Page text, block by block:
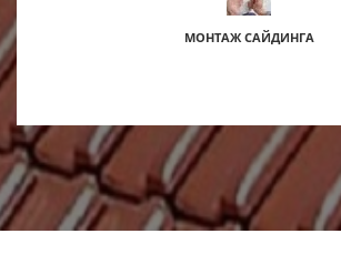
МОНТАЖ САЙДИНГА